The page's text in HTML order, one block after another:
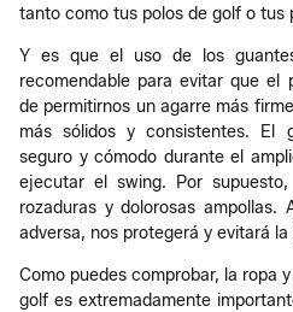
tanto como tus polos de golf o tus
Y es que el uso de los
recomendable para evitar que el
de permitirnos un agarre más
más sólidos y consistentes. El
seguro y cómodo durante el
ejecutar el swing. Por
rozaduras y dolorosas ampollas.
adversa, nos protegerá y evitará
Como puedes comprobar, la ropa
golf es extremadamente